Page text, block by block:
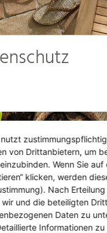
nutzt
von Drittanbietern, um
Wenn Sie
klicken, werden
Nach
und die beteiligten
Daten zu
Informationen zu